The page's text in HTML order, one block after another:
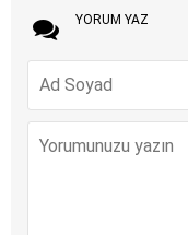
YORUM YAZ